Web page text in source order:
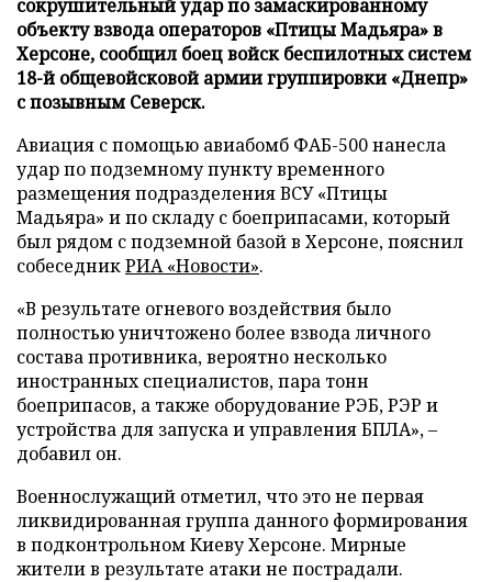
сокрушительный удар по замаскированному
объекту взвода операторов «Птицы Мадьяра» в
Херсоне, сообщил боец войск беспилотных систем
18-й общевойсковой армии группировки «Днепр»
с позывным Северск.
Авиация с помощью авиабомб ФАБ-500 нанесла
удар по подземному пункту временного
размещения подразделения ВСУ «Птицы
Мадьяра» и по складу с боеприпасами, который
был рядом с подземной базой в Херсоне, пояснил
собеседникРИА «Новости».
«В результате огневого воздействия было
полностью уничтожено более взвода личного
состава противника, вероятно несколько
иностранных специалистов, пара тонн
боеприпасов, а также оборудование РЭБ, РЭР и
устройства для запуска и управления БПЛА», –
добавил он.
Военнослужащий отметил, что это не первая
ликвидированная группа данного формирования
в подконтрольном Киеву Херсоне. Мирные
жители в результате атаки не пострадали.